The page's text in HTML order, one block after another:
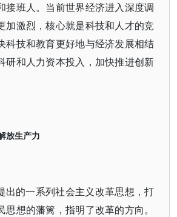
接班人。当前世界经济进入深度调
加激烈，核心就是科技和人才的竞
科技和教育更好地与经济发展相结
研和人力资本投入，加快推进创新
放生产力
出的一系列社会主义改革思想，打
想的藩篱，指明了改革的方向。